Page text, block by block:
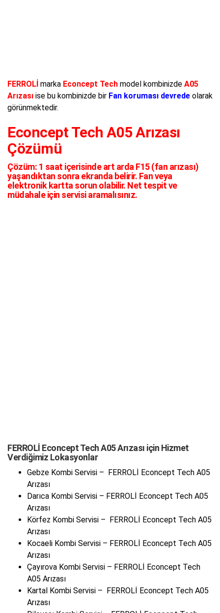
FERROLİ marka Econcept Tech model kombinizde A05
Arızası ise bu kombinizde bir Fan koruması devrede olarak
görünmektedir.
Econcept Tech A05 Arızası
Çözümü
Çözüm: 1 saat içerisinde art arda F15 (fan arızası)
yaşandıktan sonra ekranda belirir. Fan veya
elektronik kartta sorun olabilir. Net tespit ve
müdahale için servisi aramalısınız.
FERROLİ Econcept Tech A05 Arızası için Hizmet
Verdiğimiz Lokasyonlar
Gebze Kombi Servisi – FERROLİ Econcept Tech A05
Arızası
Darıca Kombi Servisi – FERROLİ Econcept Tech A05
Arızası
Körfez Kombi Servisi – FERROLİ Econcept Tech A05
Arızası
Kocaeli Kombi Servisi – FERROLİ Econcept Tech A05
Arızası
Çayırova Kombi Servisi – FERROLİ Econcept Tech
A05 Arızası
Kartal Kombi Servisi – FERROLİ Econcept Tech A05
Arızası